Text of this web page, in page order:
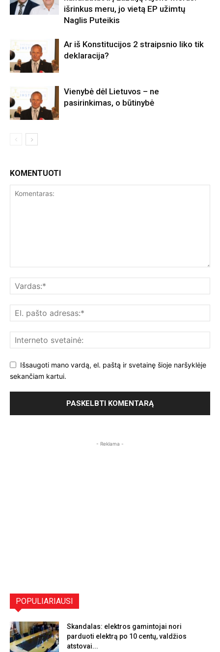
išrinkus meru, jo vietą EP užimtų
Naglis Puteikis
Ar iš Konstitucijos 2 straipsnio liko tik
deklaracija?
Vienybė dėl Lietuvos – ne
pasirinkimas, o būtinybė
KOMENTUOTI
Išsaugoti mano vardą, el. paštą ir svetainę šioje naršyklėje
sekančiam kartui.
- Reklama -
POPULIARIAUSI
Skandalas: elektros gamintojai nori
parduoti elektrą po 10 centų, valdžios
atstovai...